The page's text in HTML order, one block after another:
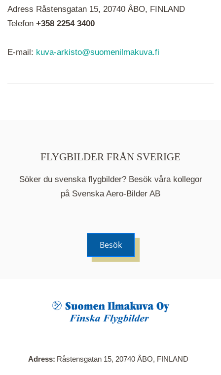
ikoner är det en serie i varje. Utplacerade bilder
syns som nålar istället.
När du klickar på en serie så öppnas en ny flik.
Här visas en karta över bilder med kända
Adress Råstensgatan 15, 20740 ÅBO, FINLAND
Telefon +358 2254 3400
E-mail: kuva-arkisto@suomenilmakuva.fi
FLYGBILDER FRÅN SVERIGE
Söker du svenska flygbilder? Besök våra kollegor
på Svenska Aero-Bilder AB
Besök
Adress Råstensgatan 15, 20740 ÅBO, FINLAND